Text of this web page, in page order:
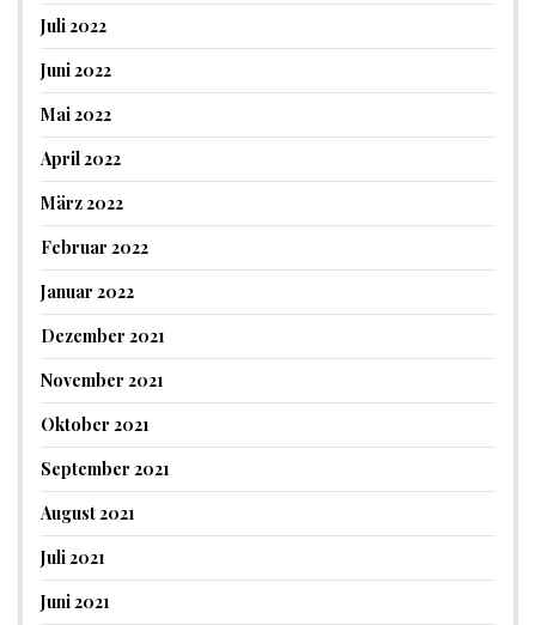
Juli 2022
Juni 2022
Mai 2022
April 2022
März 2022
Februar 2022
Januar 2022
Dezember 2021
November 2021
Oktober 2021
September 2021
August 2021
Juli 2021
Juni 2021